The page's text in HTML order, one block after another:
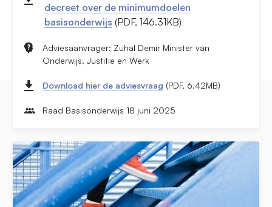
decreet over de minimumdoelen
basisonderwijs (PDF, 146.31KB)
Adviesaanvrager: Zuhal Demir Minister van
Onderwijs, Justitie en Werk
Download hier de adviesvraag (PDF, 6.42MB)
Raad Basisonderwijs 18 juni 2025